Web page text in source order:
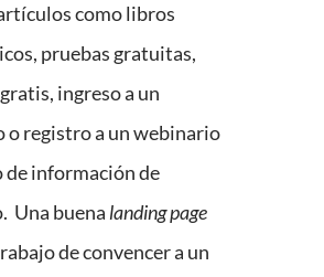
como libros
pruebas gratuitas,
ingreso a un
o registro a un webinario
de información de
Una buena landing page
de convencer a un